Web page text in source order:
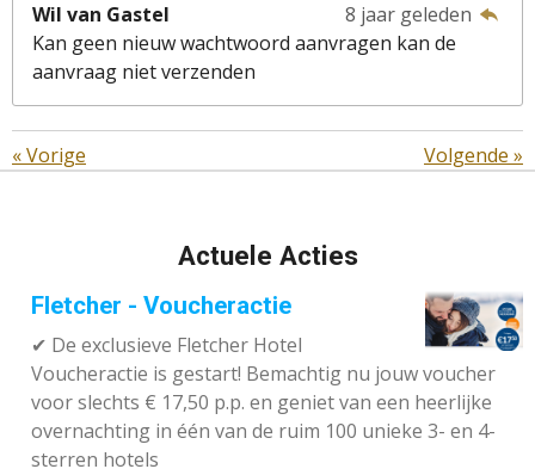
Wil van Gastel
8 jaar geleden
Kan geen nieuw wachtwoord aanvragen kan de
aanvraag niet verzenden
«Vorige Volgende »
Actuele Acties
Fletcher - Voucheractie
✔ De exclusieve Fletcher Hotel
Voucheractie is gestart! Bemachtig nu jouw voucher
voor slechts € 17,50 p.p. en geniet van een heerlijke
overnachting in één van de ruim 100 unieke 3- en 4-
sterren hotels